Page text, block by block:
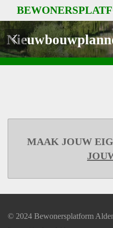
direct
naar
de
hoofdinhoud
MAAK JOUW
© 2024 Bewonersplatform